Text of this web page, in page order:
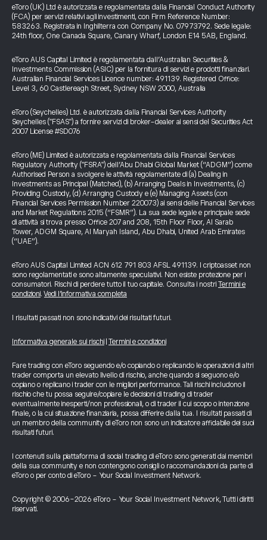
eToro (UK) Ltd è autorizzata e regolamentata dalla Financial Conduct Authority
(FCA) per servizi relativi agli investimenti, con Firm Reference Number:
583263. Registrata in Inghilterra con Company No. 07973792. Sede legale:
24th floor, One Canada Square, Canary Wharf, London E14 5AB, England.
eToro AUS Capital Limited è regolamentata dall’Australian Securities &
Investments Commission (ASIC) per la fornitura di servizi e prodotti finanziari.
Australian Financial Services Licence number: 491139. Registered Office:
Level 3, 60 Castlereagh Street, Sydney NSW 2000, Australia
eToro (Seychelles) Ltd. è autorizzata dalla Financial Services Authority
Seychelles ("FSAS") a fornire servizi di broker-dealer ai sensi del Securities Act
2007 License #SD076
eToro (ME) Limited è autorizzata e regolamentata dalla Financial Services
Regulatory Authority ("FSRA") dell’Abu Dhabi Global Market (“ADGM”) come
Authorised Person a svolgere le attività regolamentate di (a) Dealing in
Investments as Principal (Matched), (b) Arranging Deals in Investments, (c)
Providing Custody, (d) Arranging Custody e (e) Managing Assets (con
Financial Services Permission Number 220073) ai sensi delle Financial Services
and Market Regulations 2015 (“FSMR”). La sua sede legale e principale sede
di attività si trova presso Office 207 and 208, 15th Floor Floor, Al Sarab
Tower, ADGM Square, Al Maryah Island, Abu Dhabi, United Arab Emirates
(“UAE”).
eToro AUS Capital Limited ACN 612 791 803 AFSL 491139. I criptoasset non
sono regolamentati e sono altamente speculativi. Non esiste protezione per i
consumatori. Rischi di perdere tutto il tuo capitale. Consulta i nostri Termini e
condizioni.Vedi l’informativa completa
I risultati passati non sono indicativi dei risultati futuri.
Informativa generale sui rischi Termini e condizioni
Fare trading con eToro seguendo e/o copiando o replicando le operazioni di altri
trader comporta un elevato livello di rischio, anche quando si seguono e/o
copiano o replicano i trader con le migliori performance. Tali rischi includono il
rischio che tu possa seguire/copiare le decisioni di trading di trader
eventualmente inesperti/non professionali, o di trader il cui scopo o intenzione
finale, o la cui situazione finanziaria, possa differire dalla tua. I risultati passati di
un membro della community di eToro non sono un indicatore affidabile dei suoi
risultati futuri.
I contenuti sulla piattaforma di social trading di eToro sono generati dai membri
della sua community e non contengono consigli o raccomandazioni da parte di
eToro o per conto di eToro - Your Social Investment Network.
Copyright © 2006-2026 eToro - Your Social Investment Network, Tutti i diritti
riservati.